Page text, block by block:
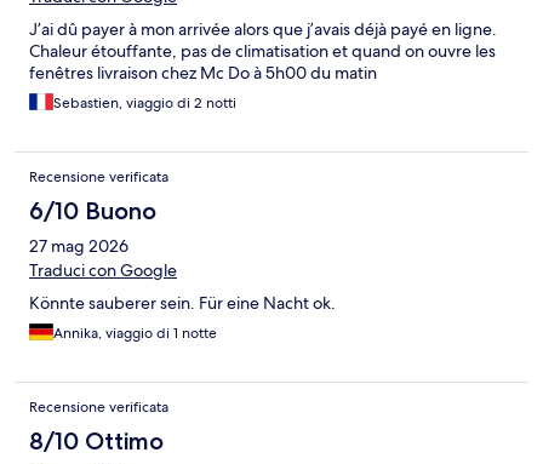
kam trotzdem keiner. Mussten uns das Gesicht/Hände am Bad
waschen bzw. Zähne putzen. Auch hat jemand den
Zahlenschloss am Tresor abgesperrt; gut, haben wir nicht
gebraucht aber trotzdem. Das einzige was gut war, ist die Lage.
McDonalds direkt vor der Tür. Shoppincenter & Ikea (zum Essen)
zahle ich lieber etwas drauf und habe eine Klimaanlage und
jemanden an der Rezeption. PS: Da andere Zimmer voll waren,
unserer Seite aus ist dieses Hotel nicht wirklich empfehlenswert.
J’ai dû payer à mon arrivée alors que j’avais déjà payé en ligne.
Chaleur étouffante, pas de climatisation et quand on ouvre les
fenêtres livraison chez Mc Do à 5h00 du matin
Sebastien, viaggio di 2 notti
Recensione verificata
6/10 Buono
27 mag 2026
Traduci con Google
Könnte sauberer sein. Für eine Nacht ok.
Annika, viaggio di 1 notte
Recensione verificata
8/10 Ottimo